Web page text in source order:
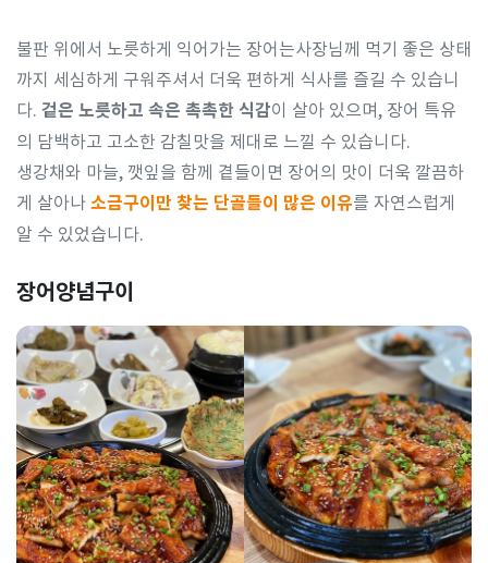
불판 위에서 노릇하게 익어가는 장어는사장님께 먹기 좋은 상태
까지 세심하게 구워주셔서 더욱 편하게 식사를 즐길 수 있습니
다. 겉은 노릇하고 속은 촉촉한 식감이 살아 있으며, 장어 특유
의 담백하고 고소한 감칠맛을 제대로 느낄 수 있습니다.
생강채와 마늘, 깻잎을 함께 곁들이면 장어의 맛이 더욱 깔끔하
게 살아나 소금구이만 찾는 단골들이 많은 이유를 자연스럽게
알 수 있었습니다.
장어양념구이